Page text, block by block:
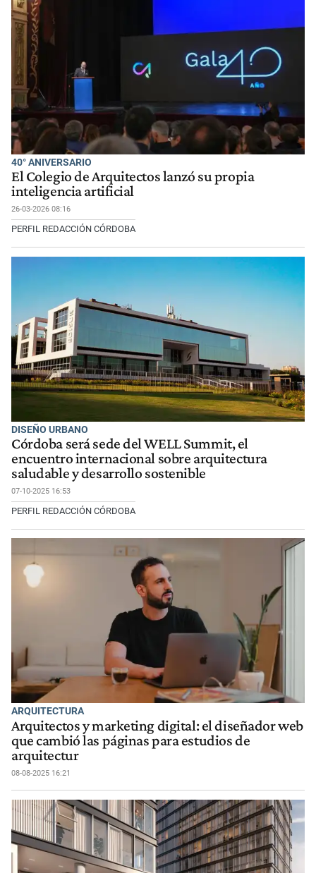
40° ANIVERSARIO
El Colegio de Arquitectos lanzó su propia
inteligencia artificial
26-03-2026 08:16
PERFIL REDACCIÓN CÓRDOBA
DISEÑO URBANO
Córdoba será sede del WELL Summit, el
encuentro internacional sobre arquitectura
saludable y desarrollo sostenible
07-10-2025 16:53
PERFIL REDACCIÓN CÓRDOBA
ARQUITECTURA
Arquitectos y marketing digital: el diseñador web
que cambió las páginas para estudios de
arquitectur
08-08-2025 16:21